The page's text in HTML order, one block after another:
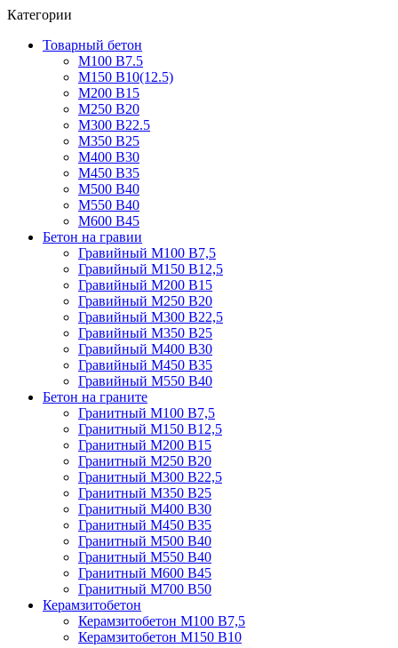
Категории
Товарный бетон
М100 В7.5
М150 В10(12.5)
М200 В15
М250 В20
М300 В22.5
М350 В25
М400 В30
М450 В35
М500 В40
М550 В40
М600 В45
Бетон на гравии
Гравийный М100 В7,5
Гравийный М150 В12,5
Гравийный М200 В15
Гравийный М250 В20
Гравийный М300 В22,5
Гравийный М350 В25
Гравийный М400 В30
Гравийный М450 В35
Гравийный М550 В40
Бетон на граните
Гранитный М100 В7,5
Гранитный М150 В12,5
Гранитный М200 В15
Гранитный М250 В20
Гранитный М300 В22,5
Гранитный М350 В25
Гранитный М400 В30
Гранитный М450 В35
Гранитный М500 В40
Гранитный М550 В40
Гранитный М600 В45
Гранитный М700 В50
Керамзитобетон
Керамзитобетон М100 В7,5
Керамзитобетон М150 В10